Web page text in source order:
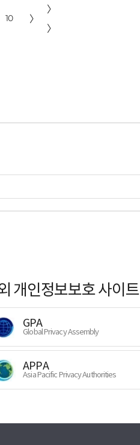
10 〉
〉
〉
개인정보보호 사이트
GPA
Global Privacy Assembly
APPA
Asia Pacific Privacy Authorities